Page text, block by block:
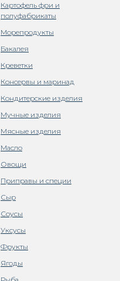
Картофель фри и
полуфабрикаты
Морепродукты
Бакалея
Креветки
Консервы и маринад
Кондитерские изделия
Мучные изделия
Мясные изделия
Масло
Овощи
Приправы и специи
Сыр
Соусы
Уксусы
Фрукты
Ягоды